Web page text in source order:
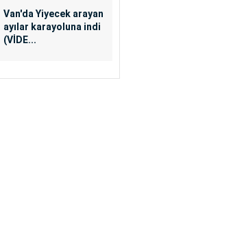
Van'da Yiyecek arayan
ayılar karayoluna indi
(VİDE...